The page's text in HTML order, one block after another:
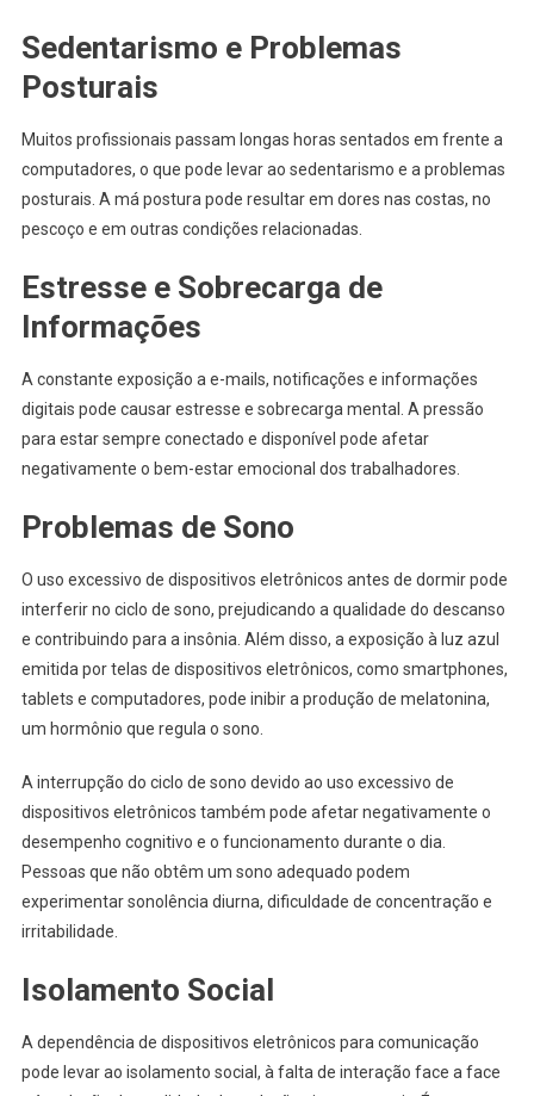
Sedentarismo e Problemas
Posturais
Muitos profissionais passam longas horas sentados em frente a
computadores, o que pode levar ao sedentarismo e a problemas
posturais. A má postura pode resultar em dores nas costas, no
pescoço e em outras condições relacionadas.
Estresse e Sobrecarga de
Informações
A constante exposição a e-mails, notificações e informações
digitais pode causar estresse e sobrecarga mental. A pressão
para estar sempre conectado e disponível pode afetar
negativamente o bem-estar emocional dos trabalhadores.
Problemas de Sono
O uso excessivo de dispositivos eletrônicos antes de dormir pode
interferir no ciclo de sono, prejudicando a qualidade do descanso
e contribuindo para a insônia. Além disso, a exposição à luz azul
emitida por telas de dispositivos eletrônicos, como smartphones,
tablets e computadores, pode inibir a produção de melatonina,
um hormônio que regula o sono.
A interrupção do ciclo de sono devido ao uso excessivo de
dispositivos eletrônicos também pode afetar negativamente o
desempenho cognitivo e o funcionamento durante o dia.
Pessoas que não obtêm um sono adequado podem
experimentar sonolência diurna, dificuldade de concentração e
irritabilidade.
Isolamento Social
A dependência de dispositivos eletrônicos para comunicação
pode levar ao isolamento social, à falta de interação face a face